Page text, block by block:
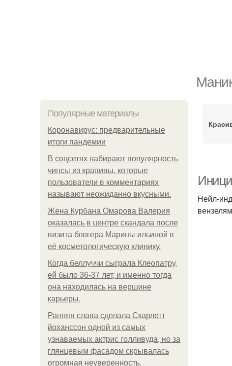
Популярные материалы
Коронавирус: предварительные
итоги пандемии
В соцсетях набирают популярность
чипсы из крапивы, которые
пользователи в комментариях
называют неожиданно вкусными.
Жена Курбана Омарова Валерия
оказалась в центре скандала после
визита блогера Марины ильиной в
её косметологическую клинику.
Когда беллуччи сыграла Клеопатру,
ей было 36-37 лет, и именно тогда
она находилась на вершине
карьеры.
Ранняя слава сделала Скарлетт
йоханссон одной из самых
узнаваемых актрис голливуда, но за
глянцевым фасадом скрывалась
огромная неуверенность.
Нейл-